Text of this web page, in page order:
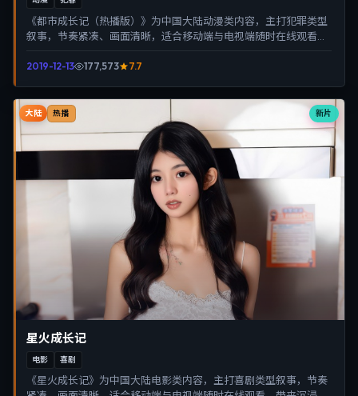
《都市成长记（热播版）》为中国大陆动漫类内容，主打犯罪类型
叙事，节奏紧凑、画面清晰，适合移动端与电视端随时在线观看，
2019-12-13 177,573 7.7
新片
大陆 热播
星火成长记
电影 喜剧
《星火成长记》为中国大陆电影类内容，主打喜剧类型叙事，节奏